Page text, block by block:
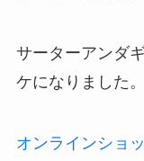
サーターアンダ
ケになりました。
オンラインショ